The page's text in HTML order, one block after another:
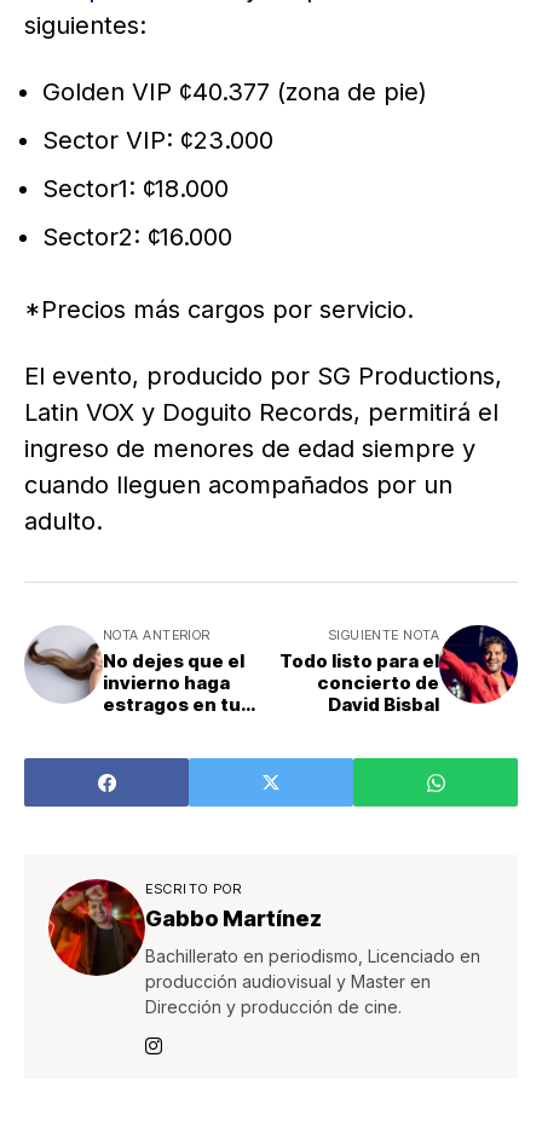
siguientes:
Golden VIP ¢40.377 (zona de pie)
Sector VIP: ¢23.000
Sector1: ¢18.000
Sector2: ¢16.000
*Precios más cargos por servicio.
El evento, producido por SG Productions,
Latin VOX y Doguito Records, permitirá el
ingreso de menores de edad siempre y
cuando lleguen acompañados por un
adulto.
NOTA ANTERIOR
No dejes que el
invierno haga
estragos en tu
SIGUIENTE NOTA
Todo listo para el
concierto de
David Bisbal
ESCRITO POR
Gabbo Martínez
Bachillerato en periodismo, Licenciado en
producción audiovisual y Master en
Dirección y producción de cine.